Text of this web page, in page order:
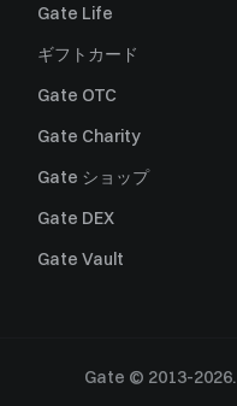
Gate Life
ギフトカード
Gate OTC
Gate Charity
Gate ショップ
Gate DEX
Gate Vault
Gate © 2013-2026.